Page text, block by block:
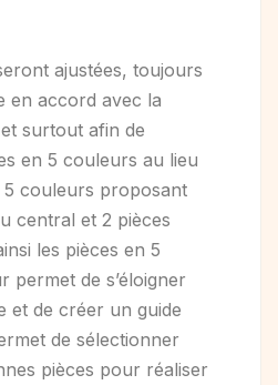
ajustées, toujours
en accord avec la
surtout afin de
en 5 couleurs au lieu
5 couleurs proposant
central et 2 pièces
les pièces en 5
permet de s’éloigner
et de créer un guide
de sélectionner
pièces pour réaliser